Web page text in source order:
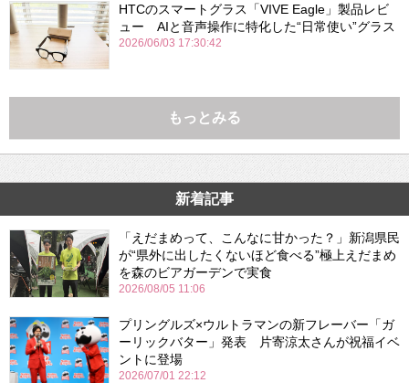
HTCのスマートグラス「VIVE Eagle」製品レビ
ュー AIと音声操作に特化した“日常使い”グラス
2026/06/03 17:30:42
もっとみる
新着記事
「えだまめって、こんなに甘かった？」新潟県民
が“県外に出したくないほど食べる”極上えだまめ
を森のビアガーデンで実食
2026/08/05 11:06
プリングルズ×ウルトラマンの新フレーバー「ガ
ーリックバター」発表 片寄涼太さんが祝福イベ
ントに登場
2026/07/01 22:12